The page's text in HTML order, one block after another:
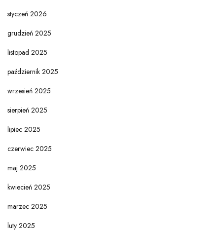
styczeń 2026
grudzień 2025
listopad 2025
październik 2025
wrzesień 2025
sierpień 2025
lipiec 2025
czerwiec 2025
maj 2025
kwiecień 2025
marzec 2025
luty 2025